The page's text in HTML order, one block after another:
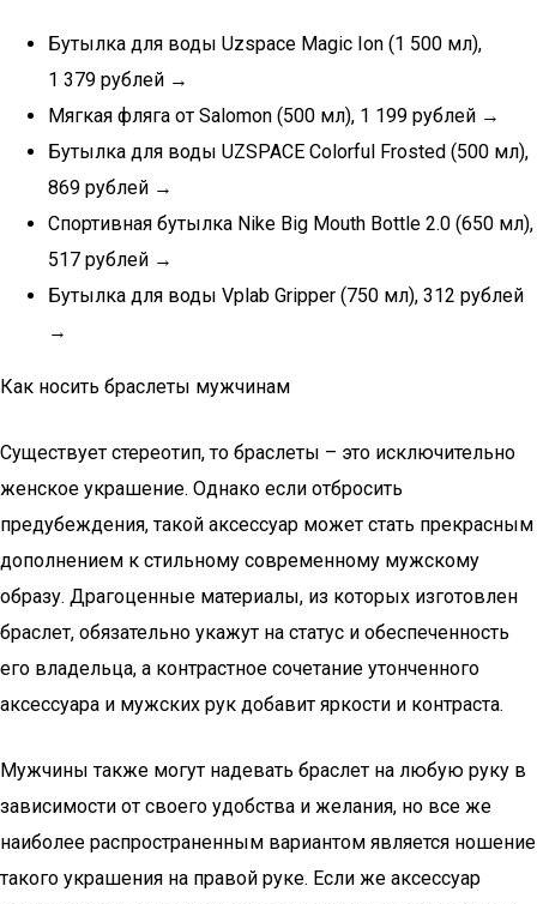
Бутылка для воды Uzspace Magic Ion (1 500 мл),
1 379 рублей →
Мягкая фляга от Salomon (500 мл), 1 199 рублей →
Бутылка для воды UZSPACE Colorful Frosted (500 мл),
869 рублей →
Спортивная бутылка Nike Big Mouth Bottle 2.0 (650 мл),
517 рублей →
Бутылка для воды Vplab Gripper (750 мл), 312 рублей
→
Как носить браслеты мужчинам
Существует стереотип, то браслеты – это исключительно
женское украшение. Однако если отбросить
предубеждения, такой аксессуар может стать прекрасным
дополнением к стильному современному мужскому
образу. Драгоценные материалы, из которых изготовлен
браслет, обязательно укажут на статус и обеспеченность
его владельца, а контрастное сочетание утонченного
аксессуара и мужских рук добавит яркости и контраста.
Мужчины также могут надевать браслет на любую руку в
зависимости от своего удобства и желания, но все же
наиболее распространенным вариантом является ношение
такого украшения на правой руке. Если же аксессуар